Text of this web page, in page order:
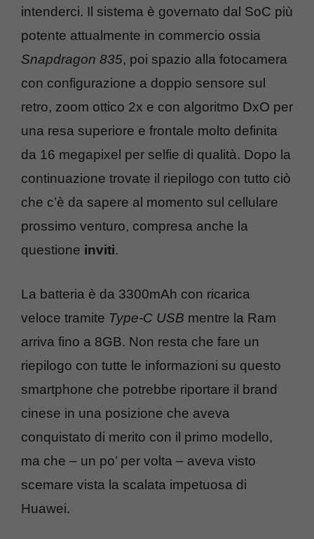
intenderci. Il sistema è governato dal SoC più
potente attualmente in commercio ossia
Snapdragon 835, poi spazio alla fotocamera
con configurazione a doppio sensore sul
retro, zoom ottico 2x e con algoritmo DxO per
una resa superiore e frontale molto definita
da 16 megapixel per selfie di qualità. Dopo la
continuazione trovate il riepilogo con tutto ciò
che c’è da sapere al momento sul cellulare
prossimo venturo, compresa anche la
questione inviti.
La batteria è da 3300mAh con ricarica
veloce tramite Type-C USB mentre la Ram
arriva fino a 8GB. Non resta che fare un
riepilogo con tutte le informazioni su questo
smartphone che potrebbe riportare il brand
cinese in una posizione che aveva
conquistato di merito con il primo modello,
ma che – un po’ per volta – aveva visto
scemare vista la scalata impetuosa di
Huawei.